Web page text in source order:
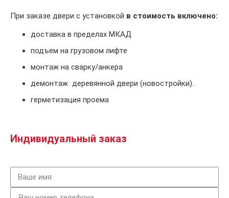
При заказе двери с установкой в стоимость включено:
доставка в пределах МКАД
подъем на грузовом лифте
монтаж на сварку/анкера
демонтаж деревянной двери (новостройки).
герметизация проема
Индивидуальный заказ